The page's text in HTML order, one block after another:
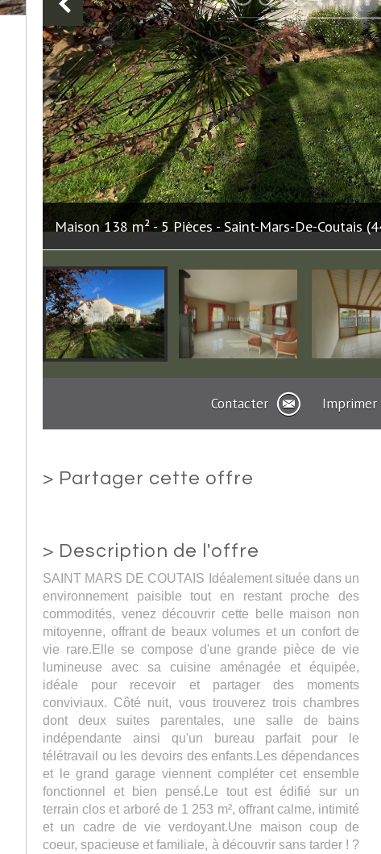
Maison 138 m² - 5 Pièces - Saint-Mars-De-Coutais
Contacter Imprimer
> Partager cette offre
> Description de l'offre
SAINT MARS DE COUTAIS Idéalement située dans un
environnement paisible tout en restant proche des
commodités, venez découvrir cette belle maison non
mitoyenne, offrant de beaux volumes et un confort de
vie rare.Elle se compose d'une grande pièce de vie
lumineuse avec sa cuisine aménagée et équipée,
idéale pour recevoir et partager des moments
conviviaux. Côté nuit, vous trouverez trois chambres
dont deux suites parentales, une salle de bains
indépendante ainsi qu'un bureau parfait pour le
télétravail ou les devoirs des enfants.Les dépendances
et le grand garage viennent compléter cet ensemble
fonctionnel et bien pensé.Le tout est édifié sur un
terrain clos et arboré de 1 253 m², offrant calme, intimité
et un cadre de vie verdoyant.Une maison coup de
coeur, spacieuse et familiale, à découvrir sans tarder ! ?